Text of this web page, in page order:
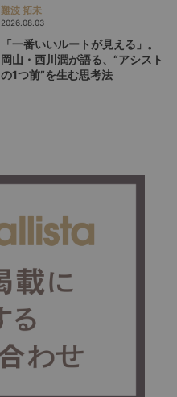
難波 拓未
2026.08.03
「一番いいルートが見える」。
岡山・西川潤が語る、“アシスト
の1つ前”を生む思考法